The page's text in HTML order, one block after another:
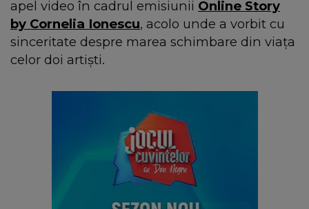
apel video în cadrul emisiunii Online Story
by Cornelia Ionescu, acolo unde a vorbit cu
sinceritate despre marea schimbare din viața
celor doi artiști.